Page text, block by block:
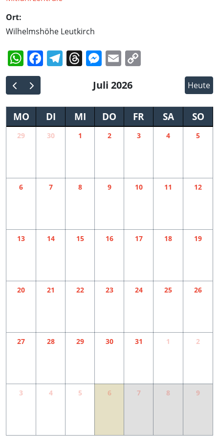
Ort:
Wilhelmshöhe Leutkirch
WhatsApp
Facebook
Telegram
Threads
Messenger
Email
Juli 2026 Heute
MO DI MI DO FR SA SO
29 30 1 2 3 4 5
6 7 8 9 10 11 12
13 14 15 16 17 18 19
20 21 22 23 24 25 26
27 28 29 30 31 1 2
3 4 5 6 7 8 9